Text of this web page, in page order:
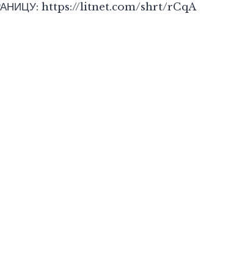
https://litnet.com/shrt/rCqA